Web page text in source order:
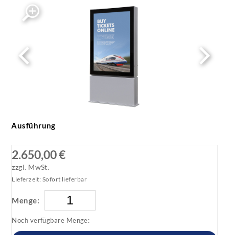
SCEOSA0DLED_1-1000x1000__1594179339
Ausführung
2.650,00 €
zzgl. MwSt.
Lieferzeit: Sofort lieferbar
Menge:
Noch verfügbare Menge: